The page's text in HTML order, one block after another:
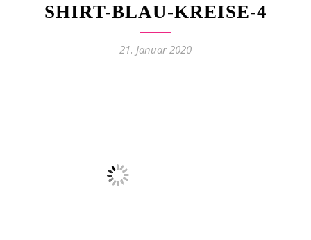
SHIRT-BLAU-KREISE-4
21. Januar 2020